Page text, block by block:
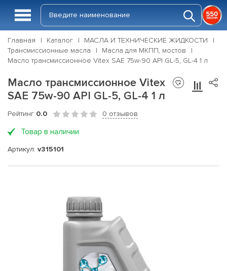
Главная Каталог
МАСЛА И ТЕХНИЧЕСКИЕ ЖИДКОСТИ
Трансмиссионные масла
Масла для МКПП, мостов
Масло трансмиссионное Vitex SAE 75w-90 API GL-5, GL-4 1 л
Масло трансмиссионное Vitex
SAE 75w-90 API GL-5, GL-4 1 л
Рейтинг 0.0 0 отзывов
Товар в наличии
Артикул: v315101